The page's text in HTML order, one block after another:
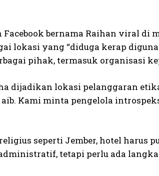
bernama Raihan viral di
lokasi yang “diduga kerap
pihak, termasuk organisasi
dijadikan lokasi pelanggaran
Kami minta pengelola
seperti Jember, hotel harus
tetapi perlu ada